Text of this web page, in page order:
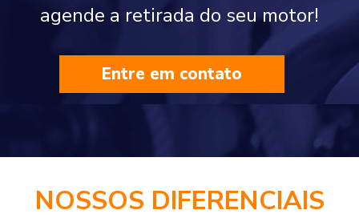
agende a retirada do seu motor!
Entre em contato
NOSSOS DIFERENCIAIS